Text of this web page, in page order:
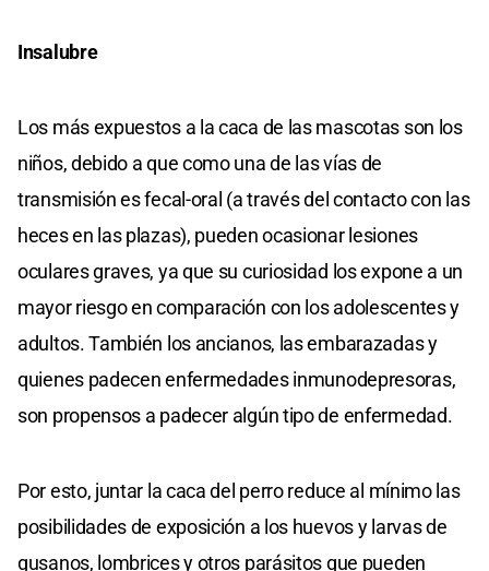
Insalubre
Los más expuestos a la caca de las mascotas son los
niños, debido a que como una de las vías de
transmisión es fecal-oral (a través del contacto con las
heces en las plazas), pueden ocasionar lesiones
oculares graves, ya que su curiosidad los expone a un
mayor riesgo en comparación con los adolescentes y
adultos. También los ancianos, las embarazadas y
quienes padecen enfermedades inmunodepresoras,
son propensos a padecer algún tipo de enfermedad.
Por esto, juntar la caca del perro reduce al mínimo las
posibilidades de exposición a los huevos y larvas de
gusanos, lombrices y otros parásitos que pueden